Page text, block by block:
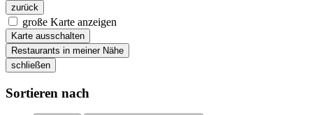
zurück
große Karte anzeigen
Karte ausschalten
Restaurants in meiner Nähe
schließen
Sortieren nach